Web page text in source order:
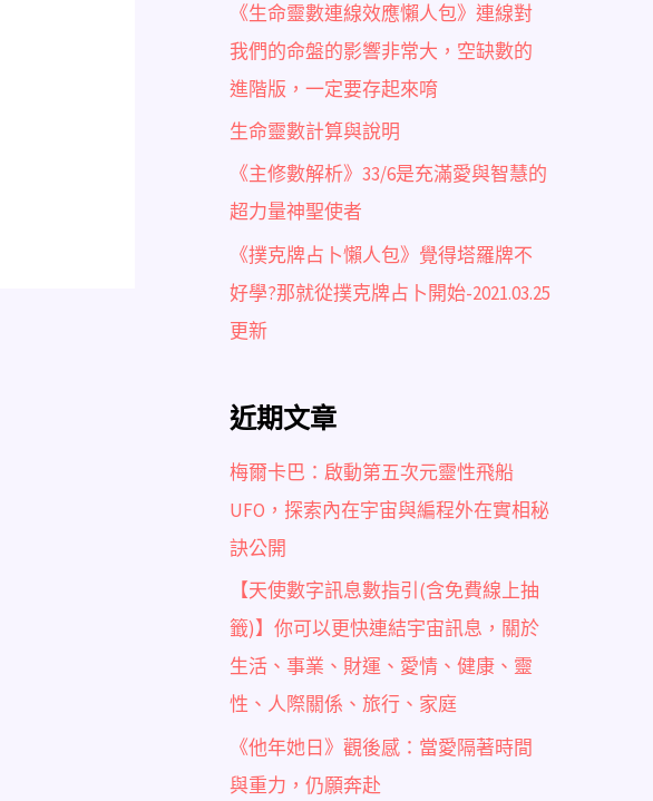
《生命靈數連線效應懶人包》連線對
我們的命盤的影響非常大，空缺數的
進階版，一定要存起來唷
生命靈數計算與說明
《主修數解析》33/6是充滿愛與智慧的
超力量神聖使者
《撲克牌占卜懶人包》覺得塔羅牌不
好學?那就從撲克牌占卜開始-2021.03.25
更新
近期文章
梅爾卡巴：啟動第五次元靈性飛船
UFO，探索內在宇宙與編程外在實相秘
訣公開
【天使數字訊息數指引(含免費線上抽
籤)】你可以更快連結宇宙訊息，關於
生活、事業、財運、愛情、健康、靈
性、人際關係、旅行、家庭
《他年她日》觀後感：當愛隔著時間
與重力，仍願奔赴